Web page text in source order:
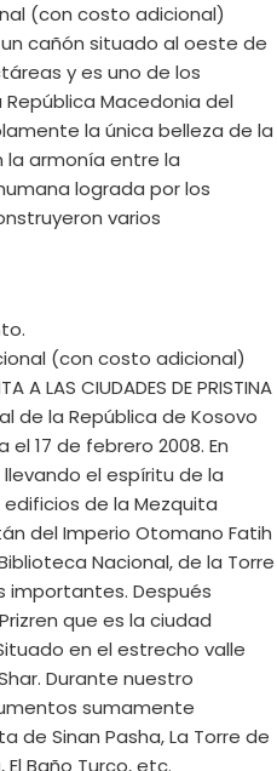
(con costo adicional)
un cañón situado al oeste de
y es uno de los
Macedonia del
la única belleza de la
armonía entre la
lograda por los
varios
(con costo adicional)
A LAS CIUDADES DE PRISTINA
de la República de Kosovo
17 de febrero 2008. En
el espíritu de la
de la Mezquita
del Imperio Otomano Fatih
Nacional, de la Torre
importantes. Después
que es la ciudad
en el estrecho valle
Durante nuestro
sumamente
de Sinan Pasha, La Torre de
El Baño Turco, etc.